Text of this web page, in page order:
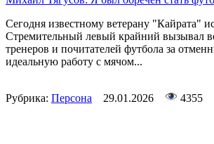
Сегодня известному ветерану "Кайрата"
Стремительный левый крайний вызывал
тренеров и почитателей футбола за
идеальную работу с мячом...
Рубрика: Персона 29.01.2026 4355